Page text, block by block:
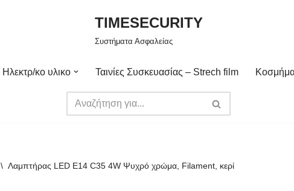
TIMESECURITY
Συστήματα Ασφαλείας
Ηλεκτρ/κο υλικο Ταινίες Συσκευασίας – Strech film
\ Λαμπτήρας LED E14 C35 4W Ψυχρό χρώμα, Filament, κερί